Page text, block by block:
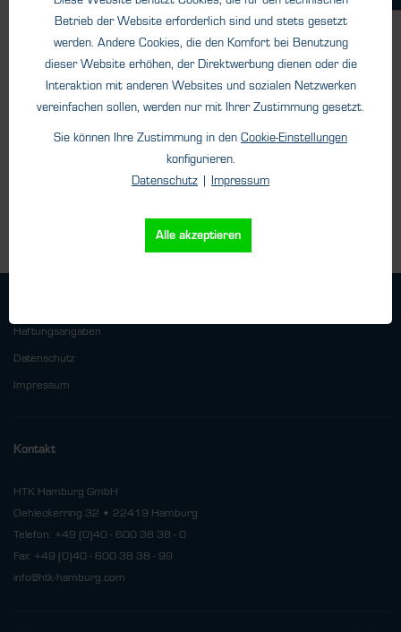
Gasmischer
MM-2K/ MM-
2G
Mischsysteme für 2
von technischen...
Details
Haftungsangaben
Datenschutz
Impressum
Kontakt
HTK Hamburg GmbH
Oehleckerring 32 • 22419 Hamburg
Telefon: +49 (0)40 - 600 38 38 - 0
Fax: +49 (0)40 - 600 38 38 - 99
info@htk-hamburg.com
Betrieb der Website erforderlich sind und stets gesetzt
werden. Andere Cookies, die den Komfort bei Benutzung
dieser Website erhöhen, der Direktwerbung dienen oder die
Interaktion mit anderen Websites und sozialen Netzwerken
vereinfachen sollen, werden nur mit Ihrer Zustimmung gesetzt.
Sie können Ihre Zustimmung in den Cookie-Einstellungen
konfigurieren.
Datenschutz | Impressum
Alle akzeptieren